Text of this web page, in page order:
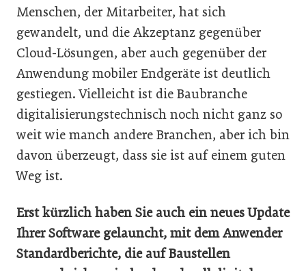
Menschen, der Mitarbeiter, hat sich
gewandelt, und die Akzeptanz gegenüber
Cloud-Lösungen, aber auch gegenüber der
Anwendung mobiler Endgeräte ist deutlich
gestiegen. Vielleicht ist die Baubranche
digitalisierungstechnisch noch nicht ganz so
weit wie manch andere Branchen, aber ich bin
davon überzeugt, dass sie ist auf einem guten
Weg ist.
Erst kürzlich haben Sie auch ein neues Update
­Ihrer Software gelauncht, mit dem Anwender
Standardberichte, die auf Baustellen